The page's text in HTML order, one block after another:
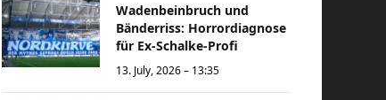
Wadenbeinbruch und
Bänderriss: Horrordiagnose
für Ex-Schalke-Profi
13. July, 2026 – 13:35